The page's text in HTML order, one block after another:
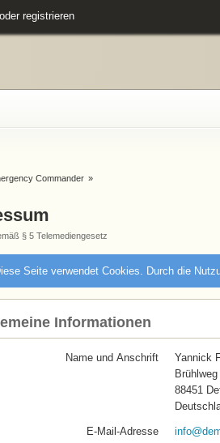
registrieren
Commander »
§ 5 Telemediengesetz
Seite verwendet Cookies. Durch die
Informationen
Name und Anschrift
Yannick
Brühlweg
88451
E-Mail-Adresse